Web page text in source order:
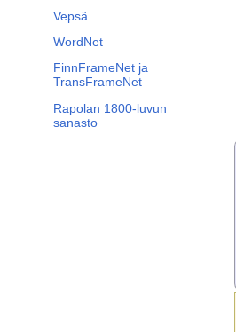
Vepsä
WordNet
FinnFrameNet ja
TransFrameNet
Rapolan 1800-luvun
sanasto